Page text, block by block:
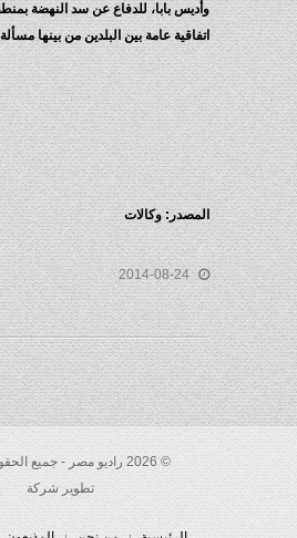
وأديس بابا، للدفاع عن سد النهضة
اتفاقية عامة بين البلدين من بينها
المصدر: وكالات
2014-08-24
© 2026 راديو مصر - جميع
تطوير شركة